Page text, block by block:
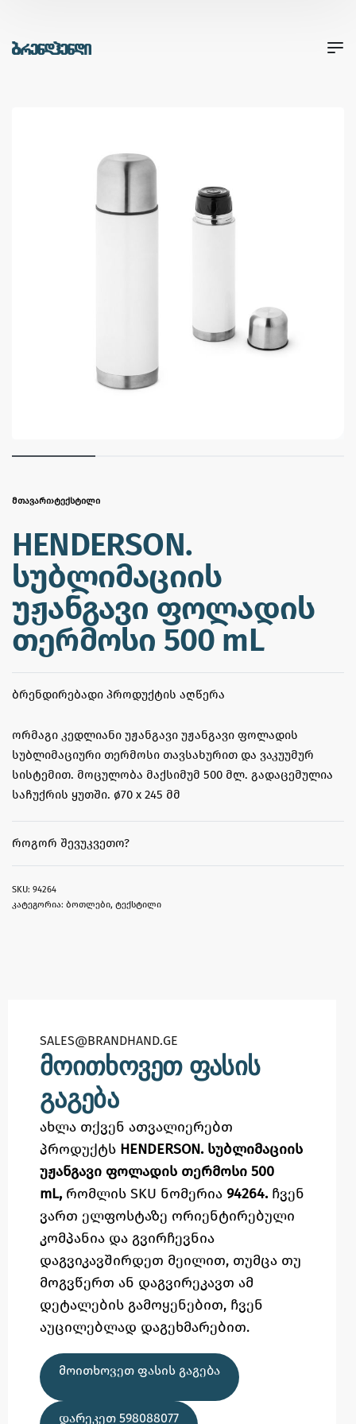
ᲛᲗᲐᲕᲐᲠᲘ›ᲢᲔᲥᲡᲢᲘᲚᲘ
HENDERSON.
სუბლიმაციის
უჟანგავი ფოლადის
თერმოსი 500 mL
ᲑᲠᲔᲜᲓᲘᲠᲔᲑᲐᲓᲘ ᲞᲠᲝᲓᲣᲥᲢᲘᲡ ᲐᲦᲬᲔᲠᲐ
ორმაგი კედლიანი უჟანგავი უჟანგავი ფოლადის
სუბლიმაციური თერმოსი თავსახურით და ვაკუუმურ
სისტემით. მოცულობა მაქსიმუმ 500 მლ. გადაცემულია
საჩუქრის ყუთში. ø70 x 245 მმ
ᲠᲝᲒᲝᲠ ᲨᲔᲕᲣᲙᲕᲔᲗᲝ?
94264
კატეგორია: ბოთლები, ტექსტილი
SALES@BRANDHAND.GE​
მოითხოვეთ ფასის
გაგება
ახლა თქვენ ათვალიერებთ
პროდუქტს HENDERSON. სუბლიმაციის
უჟანგავი ფოლადის თერმოსი 500
mL, რომლის SKU ნომერია 94264. ჩვენ
ვართ ელფოსტაზე ორიენტირებული
კომპანია და გვირჩევნია
დაგვიკავშირდეთ მეილით, თუმცა თუ
მოგვწერთ ან დაგვირეკავთ ამ
დეტალების გამოყენებით, ჩვენ
აუცილებლად დაგეხმარებით.
ᲛᲝᲘᲗᲮᲝᲕᲔᲗ ᲤᲐᲡᲘᲡ ᲒᲐᲒᲔᲑᲐ
ᲓᲐᲠᲔᲙᲔᲗ 598088077